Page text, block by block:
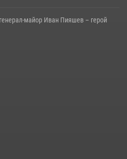
майор Иван Пияшев – герой